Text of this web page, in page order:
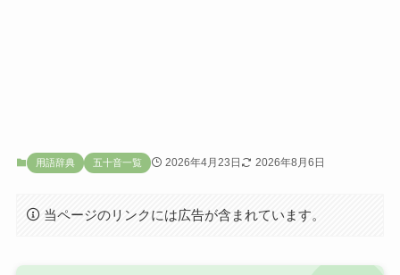
用語辞典 五十音一覧 2026年4月23日 2026年8月6日
当ページのリンクには広告が含まれています。